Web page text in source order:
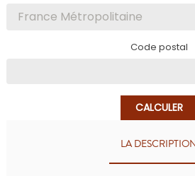
Code postal
CALCULER
LA